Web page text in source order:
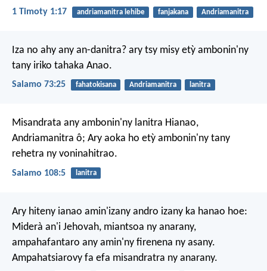
1 Timoty 1:17 andriamanitra lehibe fanjakana Andriamanitra
Iza no ahy any an-danitra? ary tsy misy etỳ ambonin'ny
tany iriko tahaka Anao.
Salamo 73:25 fahatokisana Andriamanitra lanitra
Misandrata any ambonin'ny lanitra Hianao,
Andriamanitra ô; Ary aoka ho etỳ ambonin'ny tany
rehetra ny voninahitrao.
Salamo 108:5 lanitra
Ary hiteny ianao amin'izany andro izany ka hanao hoe:
Miderà an'i Jehovah, miantsoa ny anarany,
ampahafantaro any amin'ny firenena ny asany.
Ampahatsiarovy fa efa misandratra ny anarany.